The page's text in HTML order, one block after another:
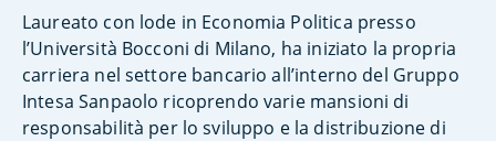
Laureato con lode in Economia Politica presso
l’Università Bocconi di Milano, ha iniziato la propria
carriera nel settore bancario all’interno del Gruppo
Intesa Sanpaolo ricoprendo varie mansioni di
responsabilità per lo sviluppo e la distribuzione di